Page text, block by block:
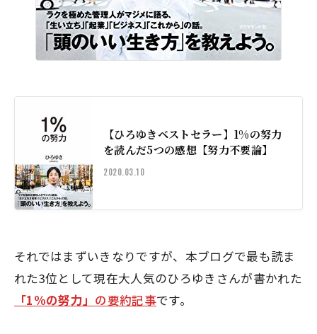
【ひろゆきベストセラー】1%の努力
を読んだ5つの感想【努力不要論】
2020.03.10
それではまずいきなりですが、本ブログで最も読ま
れた3位として現在大人気のひろゆきさんが書かれた
「1%の努力」 の要約記事です。